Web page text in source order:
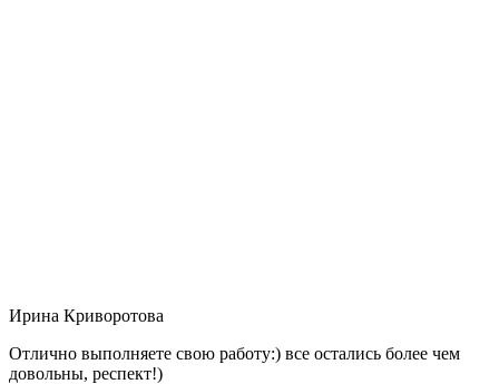
Ирина Криворотова
Отлично выполняете свою работу:) все остались более чем
довольны, респект!)